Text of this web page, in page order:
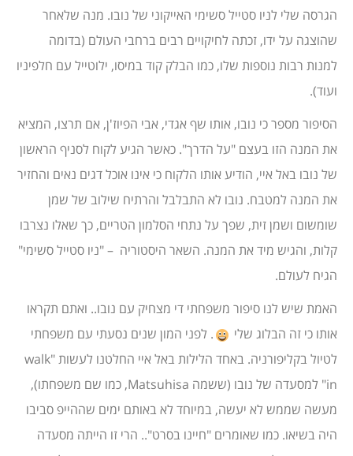
הגרסה שלי לניו סטייל סשימי האייקוני של נובו. מנה שלאחר
שהוצגה על ידו, זכתה לחיקויים רבים ברחבי העולם (בדומה
למנות רבות נוספות שלו, כמו הבלק קוד במיסו, ילוטייל עם חלפיניו
ועוד).
הסיפור מספר כי נובו, אותו שף אגדי, אבי הפיוז'ן, אם תרצו, המציא
את המנה הזו בעצם "על הדרך". כאשר הגיע לקוח לסניף הראשון
של נובו באל איי, הודיע אותו הלקוח כי אינו אוכל דגים נאים והחזיר
את המנה למטבח. נובו לא התבלבל והרתיח שילוב של שמן
שומשום ושמן זית, שפך על נתחי הסלמון הטריים, כך שאלו נצרבו
קלות, והגיש מיד את המנה. השאר היסטוריה – "ניו סטייל סשימי"
הגיח לעולם.
האמת שיש לנו סיפור משפחתי די מצחיק עם נובו.. ואתם תקראו
אותו כי זה הבלוג שלי
. לפני המון שנים נסעתי עם משפחתי
לטיול בקליפורניה. באחד הלילות באל איי החלטנו לעשות "walk
in" למסעדה של נובו (ששמה Matsuhisa, כמו שם משפחתו),
מעשה שממש לא יעשה, במיוחד לא באותם ימים שההייפ סביבו
היה בשיאו. כמו שאומרים "חיינו בסרט".. הרי זו הייתה מסעדה